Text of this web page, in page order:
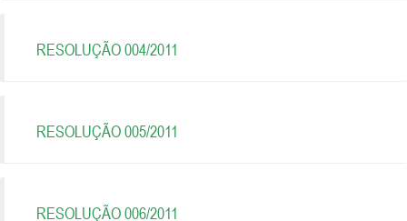
RESOLUÇÃO 004/2011
RESOLUÇÃO 005/2011
RESOLUÇÃO 006/2011